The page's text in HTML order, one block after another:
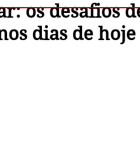
os desafios
dias de hoje